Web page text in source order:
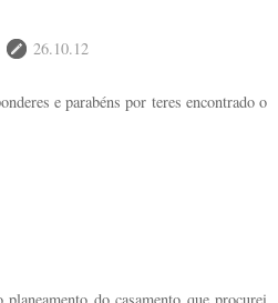
26.10.12
e parabéns por teres encontrado o